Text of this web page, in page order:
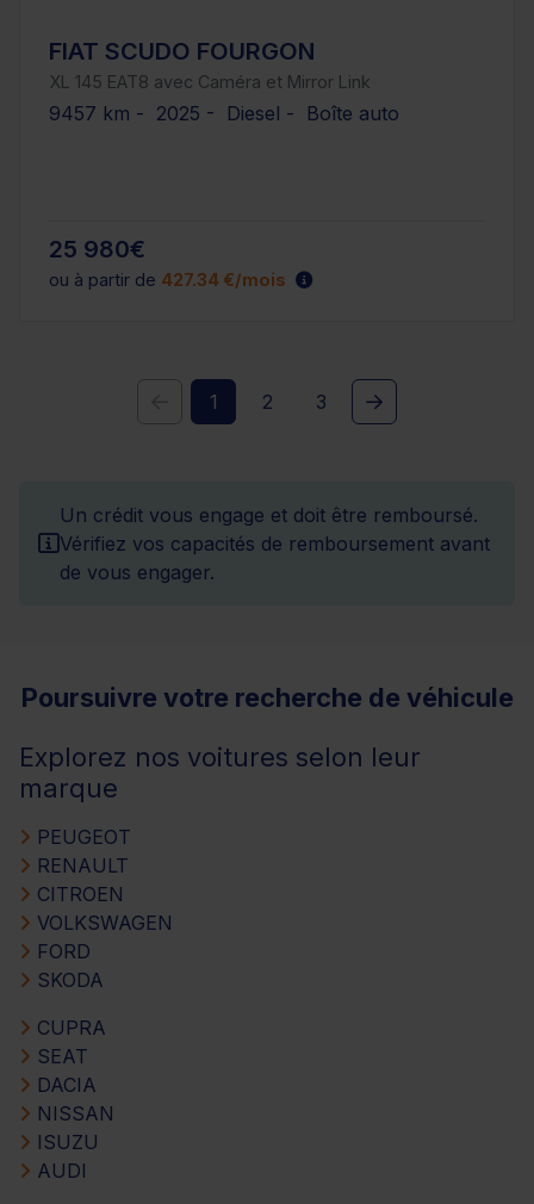
FIAT SCUDO FOURGON
XL 145 EAT8 avec Caméra et Mirror Link
9457 km - 2025 - Diesel - Boîte auto
25 980€
ou à partir de 427.34 €/mois
1 2 3
Un crédit vous engage et doit être remboursé.
Vérifiez vos capacités de remboursement avant
de vous engager.
Poursuivre votre recherche de véhicule
Explorez nos voitures selon leur
marque
PEUGEOT
RENAULT
CITROEN
VOLKSWAGEN
FORD
SKODA
CUPRA
SEAT
DACIA
NISSAN
ISUZU
AUDI